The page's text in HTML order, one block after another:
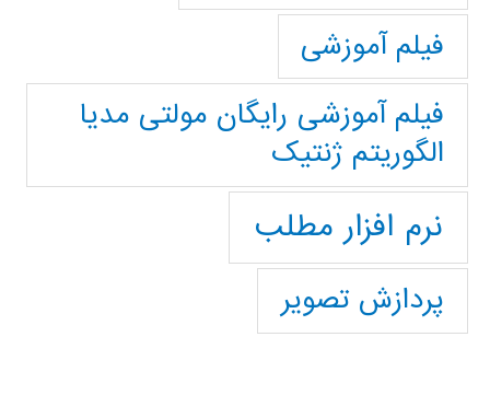
فیلم آموزشی
فیلم آموزشی رایگان مولتی مدیا
الگوریتم ژنتیک
نرم افزار مطلب
پردازش تصویر